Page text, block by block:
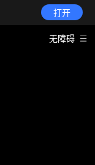
打开
无障碍